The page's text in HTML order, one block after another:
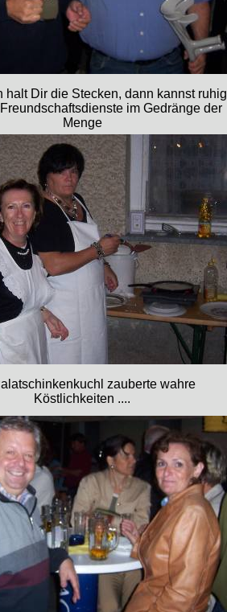
halt Dir die Stecken, dann kannst ruhig
im Gedränge der
Menge
zauberte wahre
Köstlichkeiten ....